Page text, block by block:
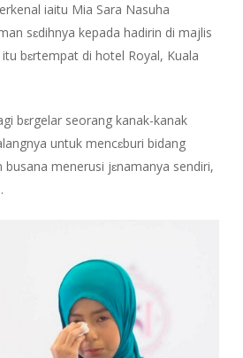
iaitu Mia Sara Nasuha
sɛdihnya kepada hadirin di majlis
bɛrtempat di hotel Royal, Kuala
bɛrgelar seorang kanak-kanak
untuk mencɛburi bidang
menerusi jɛnamanya sendiri,